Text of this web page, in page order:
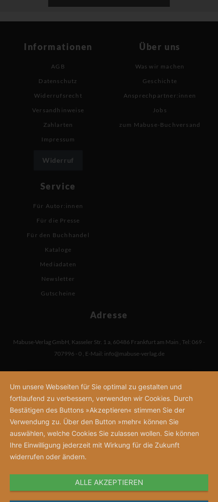
Informationen
AGB
Datenschutz
Widerrufsrecht
Versandhinweise
Zahlarten
Impressum
Widerruf
Über uns
Was wir machen
Geschichte
Ansprechpartner:innen
Jobs
zum Mabuse-Buchversand
Service
Für Autor:innen
Für die Presse
Für den Buchhandel
Kataloge
Mediadaten
Newsletter
Gutscheine
Adresse
Mabuse-Verlag GmbH, Kasseler Str. 1 a, 60486 Frankfurt am Main , Tel: 069 -
707996 - 0 , E-Mail: info@mabuse-verlag.de
Um unsere Webseiten für Sie optimal zu gestalten und
fortlaufend zu verbessern, verwenden wir Cookies. Durch
Bestätigen des Buttons »Akzeptieren« stimmen Sie der
Verwendung zu. Über den Button »mehr« können Sie
auswählen, welche Cookies Sie zulassen wollen. Sie können
Ihre Einwilligung jederzeit mit Wirkung für die Zukunft
widerrufen oder ändern.
ALLE AKZEPTIEREN